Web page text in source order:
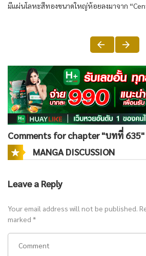
มีแผ่นโลหะสีทองขนาดใหญ่ห้อยลงมาจาก
Comments for chapter "บทที่ 635"
MANGA DISCUSSION
Leave a Reply
Your email address will not be published.
marked *